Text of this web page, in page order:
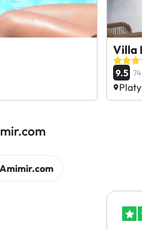
Villa
9.5 74
Platys
Amimir.com